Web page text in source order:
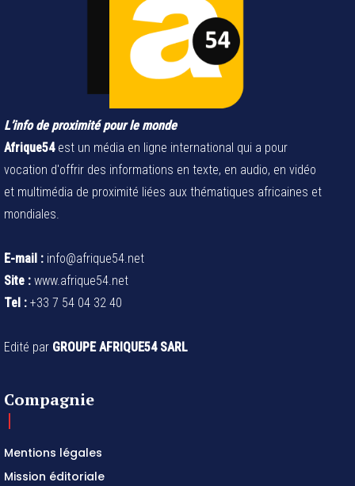
L’info de proximité pour le monde
Afrique54est un média en ligne international qui a pour
vocation d'offrir des informations en texte, en audio, en vidéo
et multimédia de proximité liées aux thématiques africaines et
mondiales.
E-mail : info@afrique54.net
Site : www.afrique54.net
Tel : +33 7 54 04 32 40
Edité par GROUPE AFRIQUE54 SARL
Compagnie
Mentions légales
Mission éditoriale